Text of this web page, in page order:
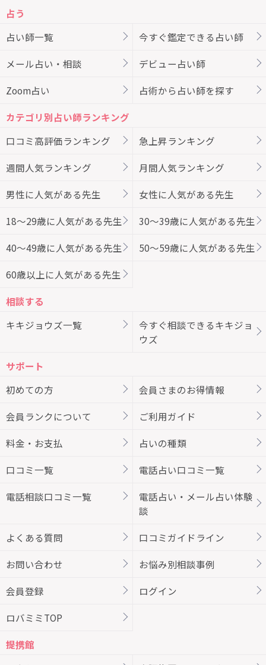
占う
占い師一覧
今すぐ鑑定できる占い師
メール占い・相談 デビュー占い師
Zoom占い 占術から占い師を探す
カテゴリ別占い師ランキング
口コミ高評価ランキング
急上昇ランキング
週間人気ランキング 月間人気ランキング
男性に人気がある先生 女性に人気がある先生
18～29歳に人気がある先生 30～39歳に人気がある先生
40～49歳に人気がある先生 50～59歳に人気がある先生
60歳以上に人気がある先生
相談する
キキジョウズ一覧
今すぐ相談できるキキジョ
ウズ
サポート
初めての方
会員さまのお得情報
会員ランクについて ご利用ガイド
料金・お支払 占いの種類
口コミ一覧 電話占い口コミ一覧
電話相談口コミ一覧
電話占い・メール占い体験
談
よくある質問 口コミガイドライン
お問い合わせ お悩み別相談事例
会員登録 ログイン
ロバミミTOP
提携館